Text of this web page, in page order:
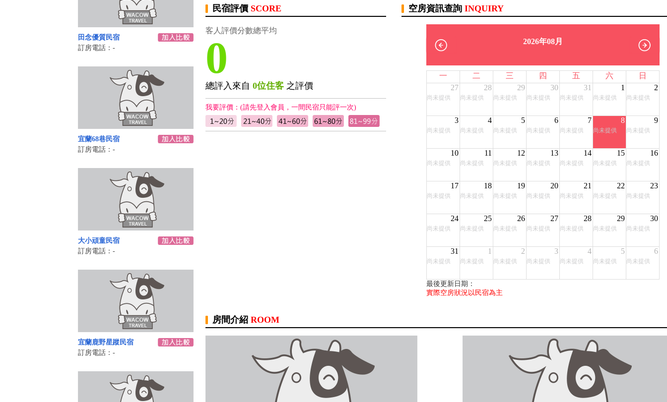
田念優質民宿
訂房電話：-
宜蘭68巷民宿
訂房電話：-
大小頑童民宿
訂房電話：-
宜蘭鹿野星蹤民宿
訂房電話：-
民宿評價 SCORE
客人評價分數總平均
0
總評入來自 0位住客 之評價
我要評價：(請先登入會員，一間民宿只能評一次)
空房資訊查詢 INQUIRY
2026年08月
一 二 三 四 五 六
日
27
尚未提供
28
尚未提供
29
尚未提供
30
尚未提供
31
尚未提供
1
尚未提供
2
尚未提供
3
尚未提供
4
尚未提供
5
尚未提供
6
尚未提供
7
尚未提供
8
尚未提供
9
尚未提供
10
尚未提供
11
尚未提供
12
尚未提供
13
尚未提供
14
尚未提供
15
尚未提供
16
尚未提供
17
尚未提供
18
尚未提供
19
尚未提供
20
尚未提供
21
尚未提供
22
尚未提供
23
尚未提供
24
尚未提供
25
尚未提供
26
尚未提供
27
尚未提供
28
尚未提供
29
尚未提供
30
尚未提供
31
尚未提供
1
尚未提供
2
尚未提供
3
尚未提供
4
尚未提供
5
尚未提供
6
尚未提供
最後更新日期：
實際空房狀況以民宿為主
房間介紹 ROOM